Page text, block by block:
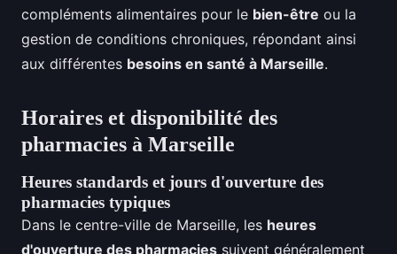
compléments alimentaires pour le bien-être ou la
gestion de conditions chroniques, répondant ainsi
aux différentes besoins en santé à Marseille.
Horaires et disponibilité des
pharmacies à Marseille
Heures standards et jours d'ouverture des
pharmacies typiques
Dans le centre-ville de Marseille, les heures
d'ouverture des pharmacies suivent généralement